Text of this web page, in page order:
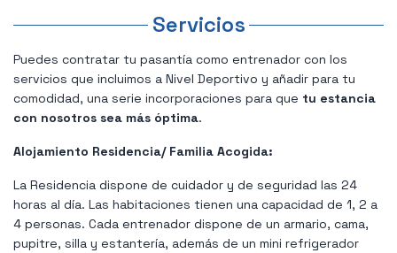
Servicios
Puedes contratar tu pasantía como entrenador con los
servicios que incluimos a Nivel Deportivo y añadir para tu
comodidad, una serie incorporaciones para que tu estancia
con nosotros sea más óptima.
Alojamiento Residencia/ Familia Acogida:
La Residencia dispone de cuidador y de seguridad las 24
horas al día. Las habitaciones tienen una capacidad de 1, 2 a
4 personas. Cada entrenador dispone de un armario, cama,
pupitre, silla y estantería, además de un mini refrigerador